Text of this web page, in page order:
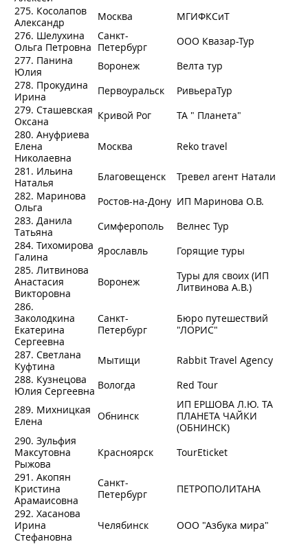
275. Косолапов
Александр
Москва
МГИФКСиТ
276. Шелухина
Ольга Петровна
Санкт-
Петербург
ООО Квазар-Тур
277. Панина
Юлия
Воронеж
Велта тур
278. Прокудина
Ирина
Первоуральск
РивьераТур
279. Сташевская
Оксана
Кривой Рог
ТА " Планета"
280. Ануфриева
Елена
Николаевна
Москва
Reko travel
281. Ильина
Наталья
Благовещенск
Тревел агент Натали
282. Маринова
Ольга
Ростов-на-Дону ИП Маринова О.В.
283. Данила
Татьяна
Симферополь
Велнес Тур
284. Тихомирова
Галина
Ярославль
Горящие туры
285. Литвинова
Анастасия
Викторовна
Воронеж
Туры для своих (ИП
Литвинова А.В.)
286.
Заколодкина
Екатерина
Сергеевна
Санкт-
Петербург
Бюро путешествий
"ЛОРИС"
287. Светлана
Куфтина
Мытищи
Rabbit Travel Agency
288. Кузнецова
Юлия Сергеевна Вологда
Red Tour
289. Михницкая
Елена
Обнинск
ИП ЕРШОВА Л.Ю. ТА
ПЛАНЕТА ЧАЙКИ
(ОБНИНСК)
290. Зульфия
Максутовна
Рыжова
Красноярск
TourEticket
291. Акопян
Кристина
Арамаисовна
Санкт-
Петербург
ПЕТРОПОЛИТАНА
292. Хасанова
Ирина
Стефановна
Челябинск ООО "Азбука мира"